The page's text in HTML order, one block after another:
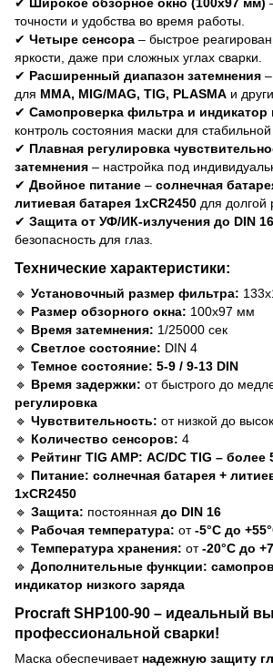
✔ Широкое обзорное окно (100x97 мм)
точности и удобства во время работы.
✔ Четыре сенсора – быстрое
яркости, даже при сложных углах сварки.
✔ Расширенный диапазон затемнения
для MMA, MIG/MAG, TIG, PLASMA и
✔ Самопроверка фильтра и индикатор
контроль состояния маски для
✔ Плавная регулировка
затемнения – настройка под
✔ Двойное питание – солнечная
литиевая батарея 1xCR2450 для долгой
✔ Защита от УФ/ИК-излучения до DIN 16
безопасность для глаз.
Технические характеристики:
🔹 Установочный размер фильтра:
🔹 Размер обзорного окна: 100х97 мм
🔹 Время затемнения: 1/25000 сек
🔹 Светлое состояние: DIN 4
🔹 Темное состояние: 5-9 / 9-13 DIN
🔹 Время задержки: от быстрого до
регулировка
🔹 Чувствительность: от низкой до
🔹 Количество сенсоров: 4
🔹 Рейтинг TIG AMP: AC/DC TIG – более
🔹 Питание: солнечная батарея +
1xCR2450
🔹 Защита: постоянная до DIN 16
🔹 Рабочая температура: от-5°C до
🔹 Температура хранения: от-20°C до
🔹 Дополнительные функции:
индикатор низкого заряда
Procraft SHP100-90 – идеальный
профессиональной сварки!
Маска обеспечивает надежную защиту